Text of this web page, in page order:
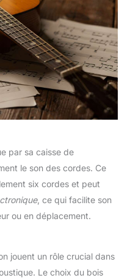
par sa caisse de
le son des cordes. Ce
six cordes et peut
, ce qui facilite son
ou en déplacement.
jouent un rôle crucial dans
Le choix du bois